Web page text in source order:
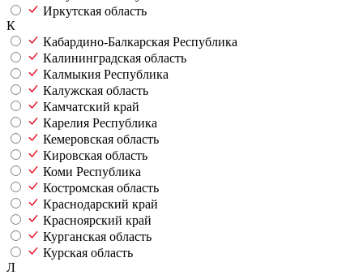
Иркутская область
К
Кабардино-Балкарская Республика
Калининградская область
Калмыкия Республика
Калужская область
Камчатский край
Карелия Республика
Кемеровская область
Кировская область
Коми Республика
Костромская область
Краснодарский край
Красноярский край
Курганская область
Курская область
Л